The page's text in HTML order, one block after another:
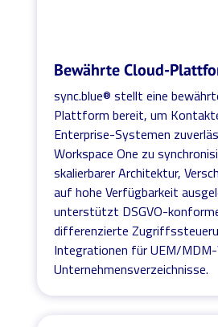
Bewährte Cloud-
sync.blue® stellt eine
Plattform bereit, um
Enterprise-Systemen
Workspace One zu
skalierbarer Architektur,
auf hohe Verfügbarkeit
unterstützt DSGVO-
differenzierte
Integrationen für UEM/
Unternehmensverzeichnisse.